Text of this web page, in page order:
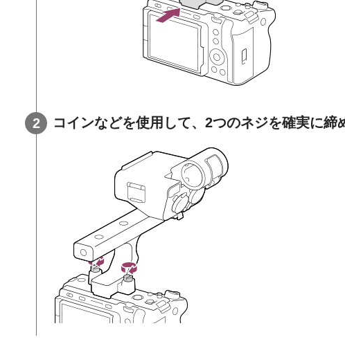
コインなどを使用して、2つのネジを確実に締